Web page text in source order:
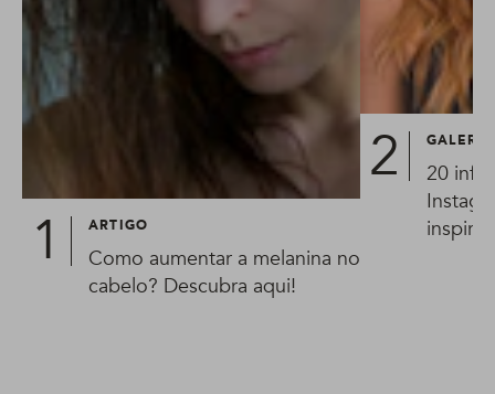
ARTIGO
Como aumentar a melanina no
cabelo? Descubra aqui!
GALERIA
20
inspirar!